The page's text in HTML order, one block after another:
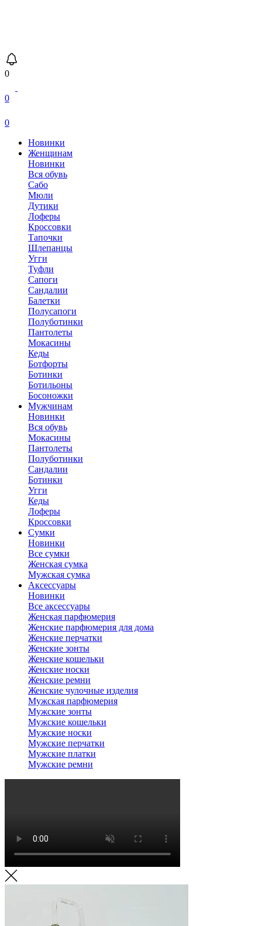
0
0
0
Новинки
Женщинам
Новинки
Вся обувь
Сабо
Мюли
Дутики
Лоферы
Кроссовки
Тапочки
Шлепанцы
Угги
Туфли
Сапоги
Сандалии
Балетки
Полусапоги
Полуботинки
Пантолеты
Мокасины
Кеды
Ботфорты
Ботинки
Ботильоны
Босоножки
Мужчинам
Новинки
Вся обувь
Мокасины
Пантолеты
Полуботинки
Сандалии
Ботинки
Угги
Кеды
Лоферы
Кроссовки
Сумки
Новинки
Все сумки
Женская сумка
Мужская сумка
Аксессуары
Новинки
Все аксессуары
Женская парфюмерия
Женские парфюмерия для дома
Женские перчатки
Женские зонты
Женские кошельки
Женские носки
Женские ремни
Женские чулочные изделия
Мужская парфюмерия
Мужские зонты
Мужские кошельки
Мужские носки
Мужские перчатки
Мужские платки
Мужские ремни